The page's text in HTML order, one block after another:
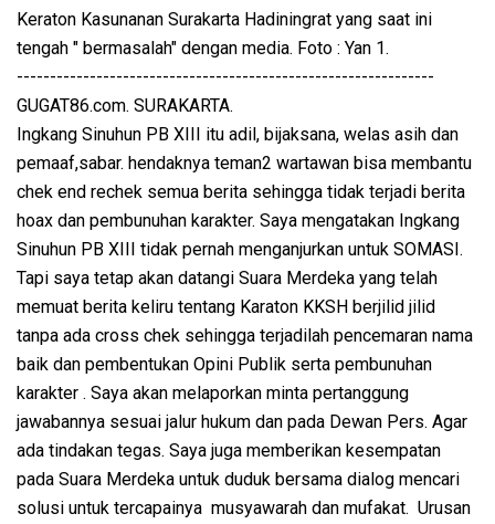
Keraton Kasunanan Surakarta Hadiningrat yang saat ini
tengah " bermasalah" dengan media. Foto : Yan 1.
---------------------------------------------------------------
GUGAT86.com. SURAKARTA.
Ingkang Sinuhun PB XIII itu adil, bijaksana, welas asih dan
pemaaf,sabar. hendaknya teman2 wartawan bisa membantu
chek end rechek semua berita sehingga tidak terjadi berita
hoax dan pembunuhan karakter. Saya mengatakan Ingkang
Sinuhun PB XIII tidak pernah menganjurkan untuk SOMASI.
Tapi saya tetap akan datangi Suara Merdeka yang telah
memuat berita keliru tentang Karaton KKSH berjilid jilid
tanpa ada cross chek sehingga terjadilah pencemaran nama
baik dan pembentukan Opini Publik serta pembunuhan
karakter . Saya akan melaporkan minta pertanggung
jawabannya sesuai jalur hukum dan pada Dewan Pers. Agar
ada tindakan tegas. Saya juga memberikan kesempatan
pada Suara Merdeka untuk duduk bersama dialog mencari
solusi untuk tercapainya musyawarah dan mufakat. Urusan